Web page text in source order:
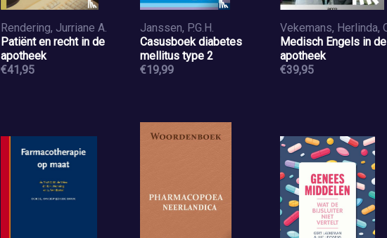
Rendering, Jurriane A.
Patiënt en recht in de
apotheek
€41,95
Janssen, P.G.H.
Casusboek diabetes
mellitus type 2
€19,99
Medisch Engels in de
apotheek
€39,95